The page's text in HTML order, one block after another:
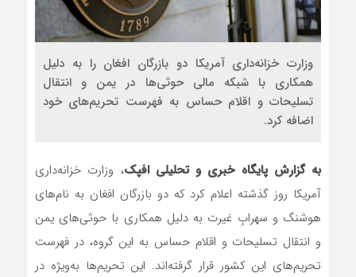
وزارت خزانه‌داری آمریکا دو بازرگان افغان را به دلیل
همکاری با شبکه مالی حوثی‌ها در یمن و انتقال
تسلیحات و اقلام حساس به فهرست تحریم‌های خود
اضافه کرد.
به گزارش پایگاه خبری و تحلیلی افپک، وزارت خزانه‌داری
آمریکا روز گذشته اعلام کرد که دو بازرگان افغان به نام‌های
هوشنگ و سهرابِ غیرت به دلیل همکاری با حوثی‌های یمن
و انتقال تسلیحات و اقلام حساس به این گروه، در فهرست
تحریم‌های این کشور قرار گرفته‌اند. این تحریم‌ها به‌ویژه در